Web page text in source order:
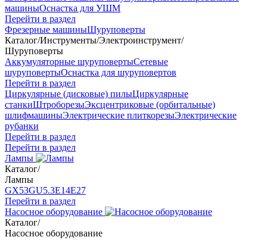
машиныОснастка для УШМ
Перейти в раздел
Фрезерные машиныШуруповерты
Каталог/Инструменты/Электроинструмент/
Шуруповерты
Аккумуляторные шуруповертыСетевые
шуруповертыОснастка для шуруповертов
Перейти в раздел
Циркулярные (дисковые) пилыЦиркулярные
станкиШтроборезыЭксцентриковые (орбитальные)
шлифмашиныЭлектрические плиткорезыЭлектрические
рубанки
Перейти в раздел
Перейти в раздел
Лампы
Каталог/
Лампы
GX53GU5.3Е14Е27
Перейти в раздел
Насосное оборудование
Каталог/
Насосное оборудование